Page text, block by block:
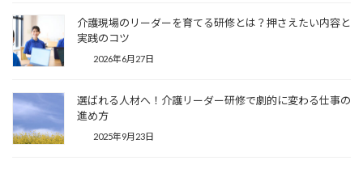
介護現場のリーダーを育てる研修とは？押さえたい内容と
実践のコツ
2026年6月27日
選ばれる人材へ！介護リーダー研修で劇的に変わる仕事の
進め方
2025年9月23日